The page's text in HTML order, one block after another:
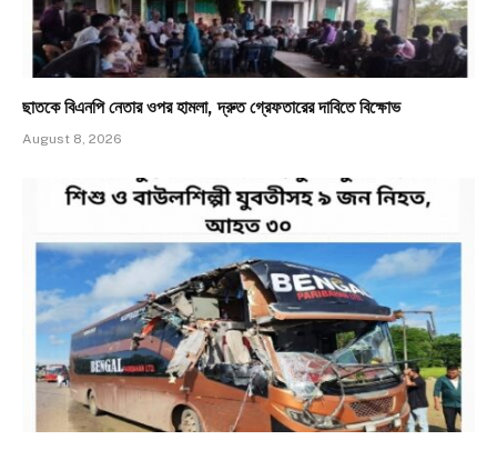
ছাতকে বিএনপি নেতার ওপর হামলা, দ্রুত গ্রেফতারের দাবিতে বিক্ষোভ
August 8, 2026